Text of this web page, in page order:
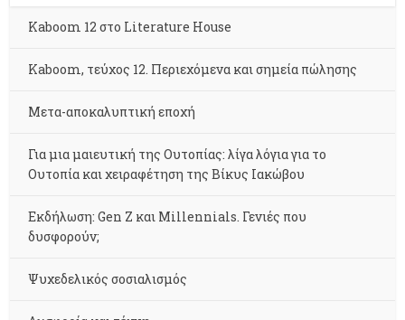
Kaboom 12 στο Literature House
Kaboom, τεύχος 12. Περιεχόμενα και σημεία πώλησης
Μετα-αποκαλυπτική εποχή
Για μια μαιευτική της Ουτοπίας: λίγα λόγια για το
Ουτοπία και χειραφέτηση της Βίκυς Ιακώβου
Εκδήλωση: Gen Z και Millennials. Γενιές που
δυσφορούν;
Ψυχεδελικός σοσιαλισμός